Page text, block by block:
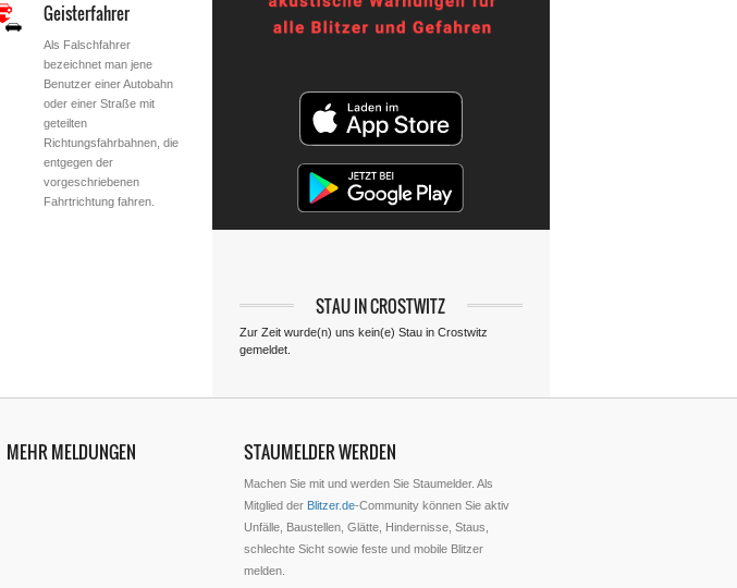
Geisterfahrer
Als Falschfahrer
bezeichnet man jene
Benutzer einer Autobahn
oder einer Straße mit
geteilten
Richtungsfahrbahnen, die
entgegen der
vorgeschriebenen
Fahrtrichtung fahren.
STAU IN CROSTWITZ
Zur Zeit wurde(n) uns kein(e) Stau in Crostwitz
gemeldet.
MEHR MELDUNGEN STAUMELDER WERDEN
Machen Sie mit und werden Sie Staumelder. Als
Mitglied der Blitzer.de-Community können Sie aktiv
Unfälle, Baustellen, Glätte, Hindernisse, Staus,
schlechte Sicht sowie feste und mobile Blitzer
melden.